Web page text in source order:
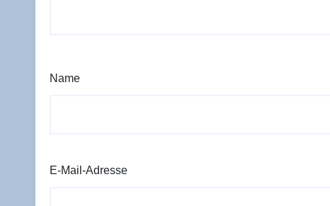
Name
E-Mail-Adresse